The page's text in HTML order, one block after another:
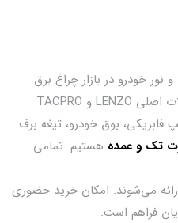
خودرو در بازار چراغ برق
تهران است. ما عرضه‌کننده محصولات اصلی LENZO و TACPRO
فابریکی، بوق خودرو، تیغه برف
تک و عمده هستیم. تمامی
می‌شوند. امکان خرید حضوری
فراهم است.